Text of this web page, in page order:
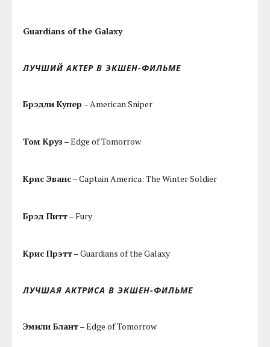
Guardians of the Galaxy
ЛУЧШИЙ АКТЕР В ЭКШЕН-ФИЛЬМЕ
Брэдли Купер – American Sniper
Том Круз – Edge of Tomorrow
Крис Эванс– Captain America: The Winter Soldier
Брэд Питт– Fury
Крис Прэтт– Guardians of the Galaxy
ЛУЧШАЯ АКТРИСА В ЭКШЕН-ФИЛЬМЕ
Эмили Блант– Edge of Tomorrow